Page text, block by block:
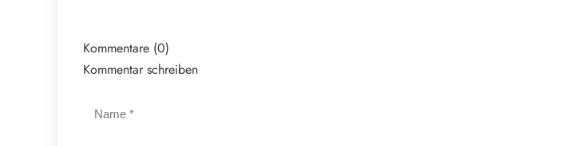
Kommentare (0)
Kommentar schreiben